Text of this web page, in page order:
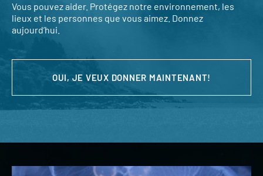
Vous pouvez aider. Protégez notre environnement, les
lieux et les personnes que vous aimez. Donnez
aujourd’hui.
OUI, JE VEUX DONNER MAINTENANT!